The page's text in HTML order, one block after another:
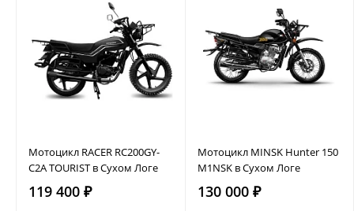
Мотоцикл RACER RC200GY-
C2A TOURIST в Сухом Логе
119 400 ₽
Мотоцикл MINSK Hunter 150
M1NSK в Сухом Логе
130 000 ₽